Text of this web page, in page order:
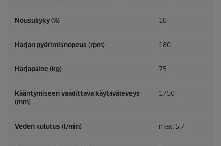
Nousukyky (%) 10
Harjan pyörimisnopeus (rpm) 180
Harjapaine (kg) 75
Kääntymiseen vaadittava käytäväleveys
(mm)
1750
Veden kulutus (l/min) max. 5,7